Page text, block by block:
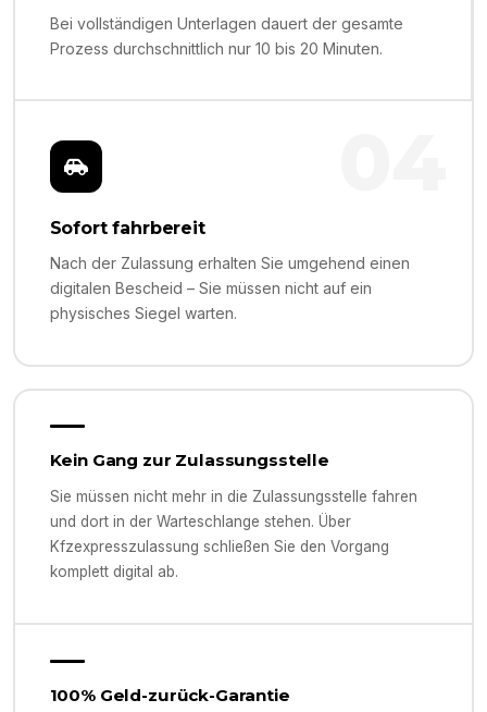
Bei vollständigen Unterlagen dauert der gesamte
Prozess durchschnittlich nur 10 bis 20 Minuten.
Sofort fahrbereit
Nach der Zulassung erhalten Sie umgehend einen
digitalen Bescheid – Sie müssen nicht auf ein
physisches Siegel warten.
Kein Gang zur Zulassungsstelle
Sie müssen nicht mehr in die Zulassungsstelle fahren
und dort in der Warteschlange stehen. Über
Kfzexpresszulassung schließen Sie den Vorgang
komplett digital ab.
100% Geld-zurück-Garantie